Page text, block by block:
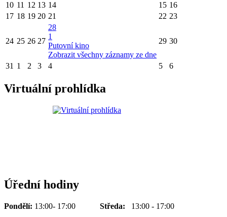
10 11 12 13 14 15 16
17 18 19 20 21 22 23
24 25 26 27
28
1
Putovní kino
Zobrazit všechny záznamy ze dne
29 30
31 1 2 3 4 5 6
Virtuální prohlídka
Úřední hodiny
Pondělí: 13:00- 17:00 Středa: 13:00 - 17:00